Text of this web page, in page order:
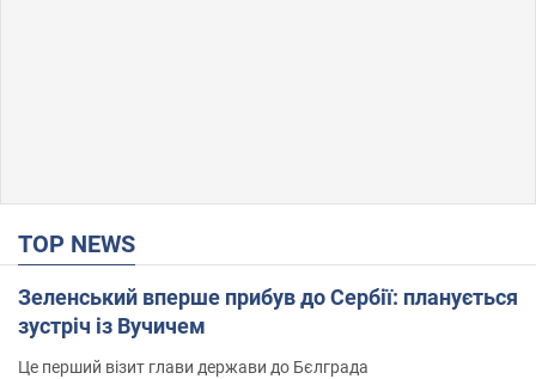
TOP NEWS
Зеленський вперше прибув до Сербії: планується
зустріч із Вучичем
Це перший візит глави держави до Бєлграда